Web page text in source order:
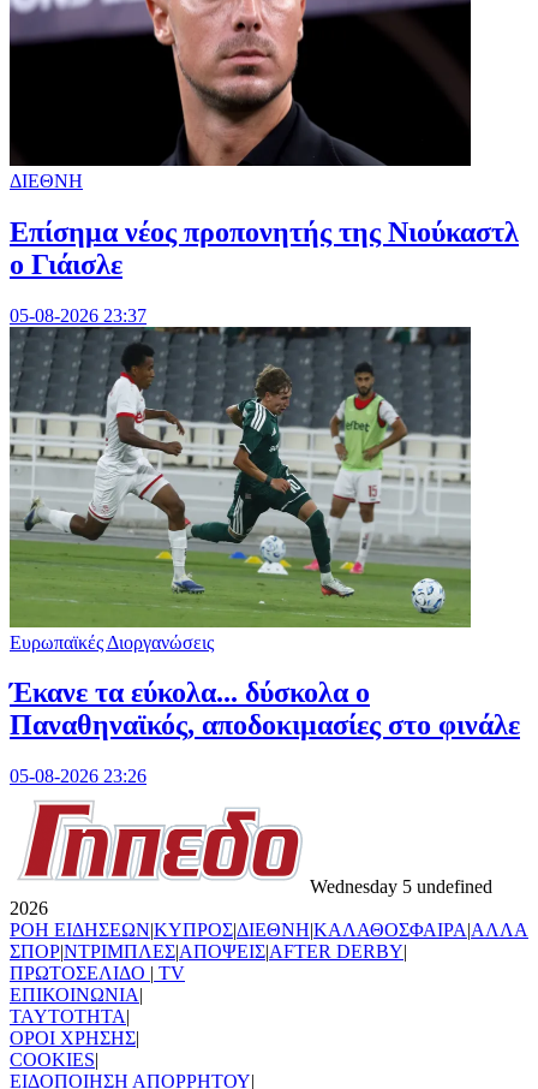
ΔΙΕΘΝΗ
Επίσημα νέος προπονητής της Νιούκαστλ
ο Γιάισλε
05-08-2026 23:37
Ευρωπαϊκές Διοργανώσεις
Έκανε τα εύκολα... δύσκολα ο
Παναθηναϊκός, αποδοκιμασίες στο φινάλε
05-08-2026 23:26
Wednesday 5 undefined
2026
ΡΟΗ ΕΙΔΗΣΕΩΝ|ΚΥΠΡΟΣ|ΔΙΕΘΝΗ|ΚΑΛΑΘΟΣΦΑΙΡΑ|ΑΛΛΑ
ΣΠΟΡ|ΝΤΡΙΜΠΛΕΣ|ΑΠΟΨΕΙΣ|AFTER DERBY|
ΠΡΩΤΟΣΕΛΙΔΟ | TV
ΕΠΙΚΟΙΝΩΝΙΑ|
TAYTOTHTA|
ΟΡΟΙ ΧΡΗΣΗΣ|
COOKIES|
ΕΙΔΟΠΟΙΗΣΗ ΑΠΟΡΡΗΤΟΥ|